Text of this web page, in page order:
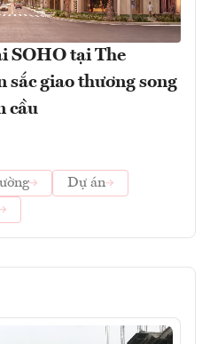
SOHO tại The
giao thương song
cầu
Dự án